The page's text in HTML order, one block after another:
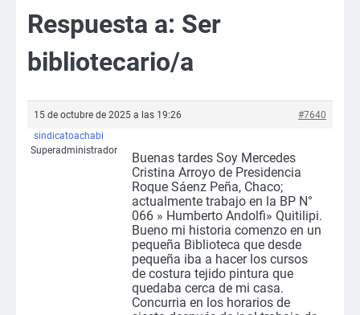
Respuesta a: Ser
bibliotecario/a
15 de octubre de 2025 a las 19:26
#7640
sindicatoachabi
Superadministrador
Buenas tardes Soy Mercedes
Cristina Arroyo de Presidencia
Roque Sáenz Peña, Chaco;
actualmente trabajo en la BP N°
066 » Humberto Andolfi» Quitilipi.
Bueno mi historia comenzo en un
pequeña Biblioteca que desde
pequeña iba a hacer los cursos
de costura tejido pintura que
quedaba cerca de mi casa.
Concurria en los horarios de